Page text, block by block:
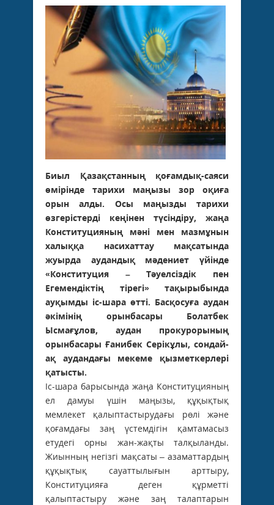
Биыл Қазақстанның қоғамдық-саяси
өмірінде тарихи маңызы зор оқиға
орын алды. Осы маңызды тарихи
өзгерістерді кеңінен түсіндіру, жаңа
Конституцияның мәні мен мазмұнын
халыққа насихаттау мақсатында
жуырда аудандық мәдениет үйінде
«Конституция – Тәуелсіздік пен
Егемендіктің тірегі» тақырыбында
ауқымды іс-шара өтті. Басқосуға аудан
әкімінің орынбасары Болатбек
Ысмағұлов, ­аудан прокурорының
орынбасары Ғанибек Серікұлы, сондай-
ақ аудандағы мекеме қызметкерлері
қатысты.
Іс-шара барысында жаңа Конституцияның
ел дамуы үшін маңызы, құқықтық
мемлекет қалыптастырудағы рөлі және
қоғамдағы заң үстемдігін қамтамасыз
етудегі орны жан-жақты талқыланды.
Жиынның негізгі мақсаты – азаматтардың
құқықтық сауаттылығын арттыру,
Конституцияға деген құрметті
қалыптастыру және заң талаптарын